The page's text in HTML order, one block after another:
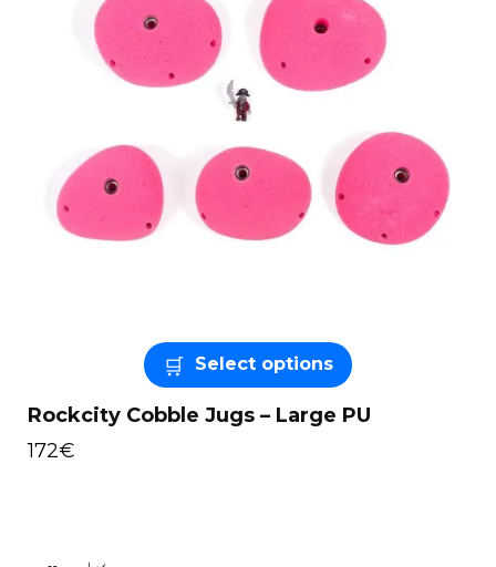
Select options
Rockcity Cobble Jugs – Large PU
172€